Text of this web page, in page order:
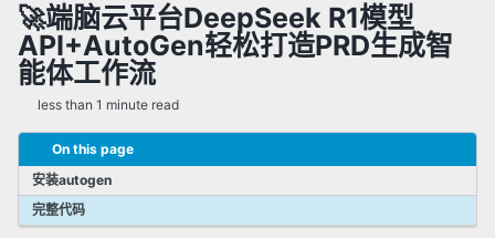
✅ 通用大语言模型
✅ 多模态AI模型
✅ 闭源AI
✅ AI智能体
✅ 检索增强生成(RAG)
✅ 提示词工程
✅ 微调(Fine-Tuning)
🚀端脑云平台DeepSeek R1模型
API+AutoGen轻松打造PRD生成智
能体工作流
less than 1 minute read
On this page
安装autogen
完整代码